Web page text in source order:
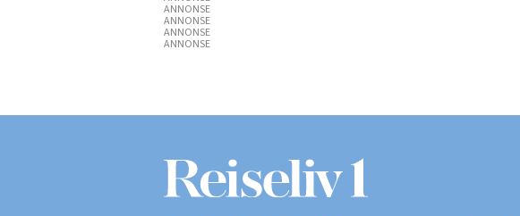
ANNONSE
ANNONSE
ANNONSE
ANNONSE